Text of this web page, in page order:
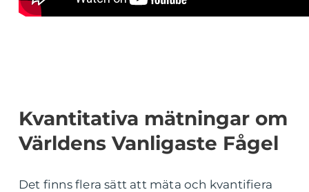
Kvantitativa mätningar om
Världens Vanligaste Fågel
Det finns flera sätt att mäta och kvantifiera